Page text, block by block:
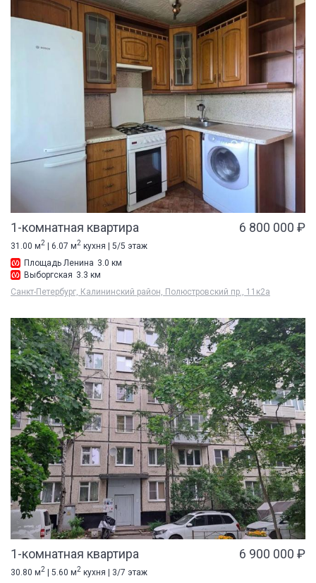
1-комнатная квартира 6 800 000 ₽
31.00 м2 | 6.07 м2 кухня | 5/5 этаж
Площадь Ленина 3.0 км
Выборгская 3.3 км
Санкт-Петербург, Калининский район, Полюстровский пр., 11к2а
1-комнатная квартира 6 900 000 ₽
30.80 м2 | 5.60 м2 кухня | 3/7 этаж